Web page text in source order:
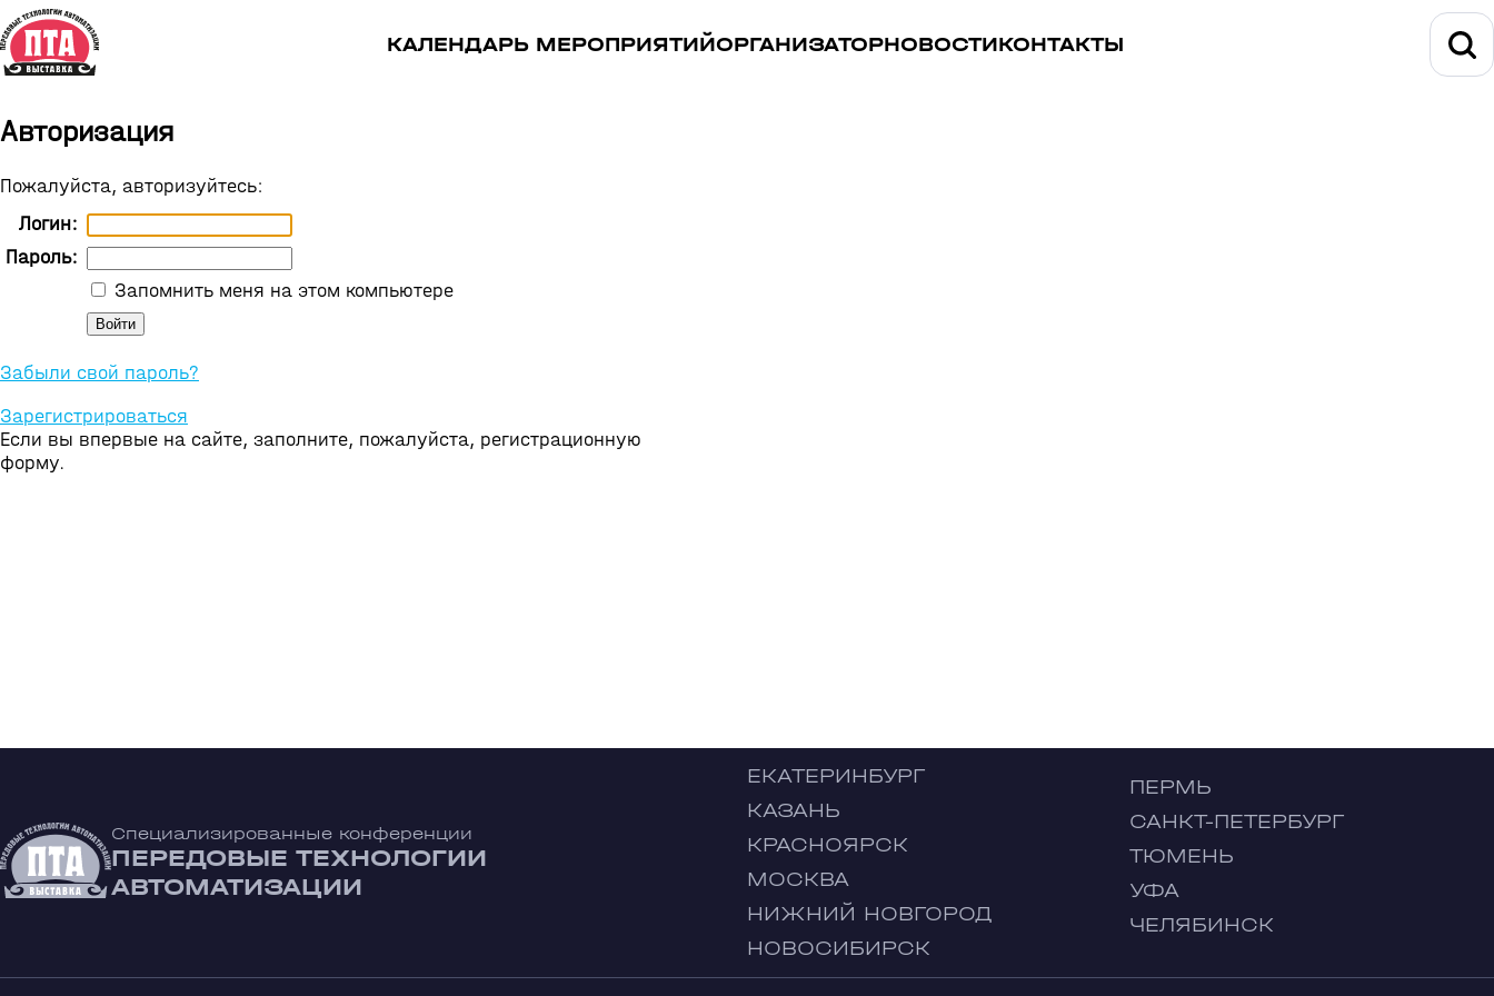
КАЛЕНДАРЬ МЕРОПРИЯТИЙОРГАНИЗАТОРНОВОСТИКОНТАКТЫ
Авторизация
Пожалуйста, авторизуйтесь:
Логин:
Пароль:
Запомнить меня на этом компьютере
Забыли свой пароль?
Зарегистрироваться
Если вы впервые на сайте, заполните, пожалуйста, регистрационную
форму.
Специализированные конференции
ПЕРЕДОВЫЕ ТЕХНОЛОГИИ
АВТОМАТИЗАЦИИ
ЕКАТЕРИНБУРГ
КАЗАНЬ
КРАСНОЯРСК
МОСКВА
НИЖНИЙ НОВГОРОД
НОВОСИБИРСК
ПЕРМЬ
САНКТ-ПЕТЕРБУРГ
ТЮМЕНЬ
УФА
ЧЕЛЯБИНСК